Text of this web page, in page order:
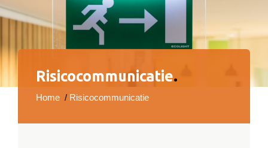
Risicocommunicatie.
Home / Risicocommunicatie